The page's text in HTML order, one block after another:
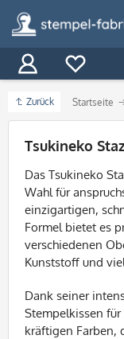
Zurück Startseite
Filter
Tsukineko
Das Tsukineko
Wahl für
einzigartigen,
Formel bietet es
verschiedenen
Kunststoff und
Dank seiner
Stempelkissen
kräftigen Farben,